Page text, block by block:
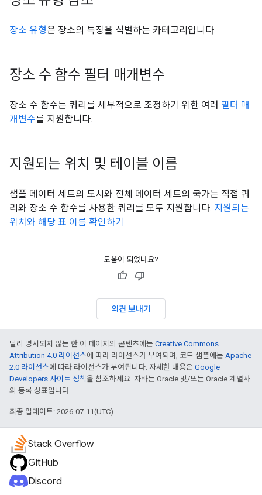
장소 유형은 장소의 특징을 식별하는 카테고리입니다.
장소 수 함수 필터 매개변수
장소 수 함수는 쿼리를 세부적으로 조정하기 위한 여러 필터 매
개변수를 지원합니다.
지원되는 위치 및 테이블 이름
샘플 데이터 세트의 도시와 전체 데이터 세트의 국가는 직접 쿼
리와 장소 수 함수를 사용한 쿼리를 모두 지원합니다. 지원되는
위치와 해당 표 이름 확인하기
도움이 되었나요?
의견 보내기
달리 명시되지 않는 한 이 페이지의 콘텐츠에는 Creative Commons
Attribution 4.0 라이선스에 따라 라이선스가 부여되며, 코드 샘플에는 Apache
2.0 라이선스에 따라 라이선스가 부여됩니다. 자세한 내용은 Google
Developers 사이트 정책을 참조하세요. 자바는 Oracle 및/또는 Oracle 계열사
의 등록 상표입니다.
최종 업데이트: 2026-07-11(UTC)
Stack Overflow
GitHub
Discord